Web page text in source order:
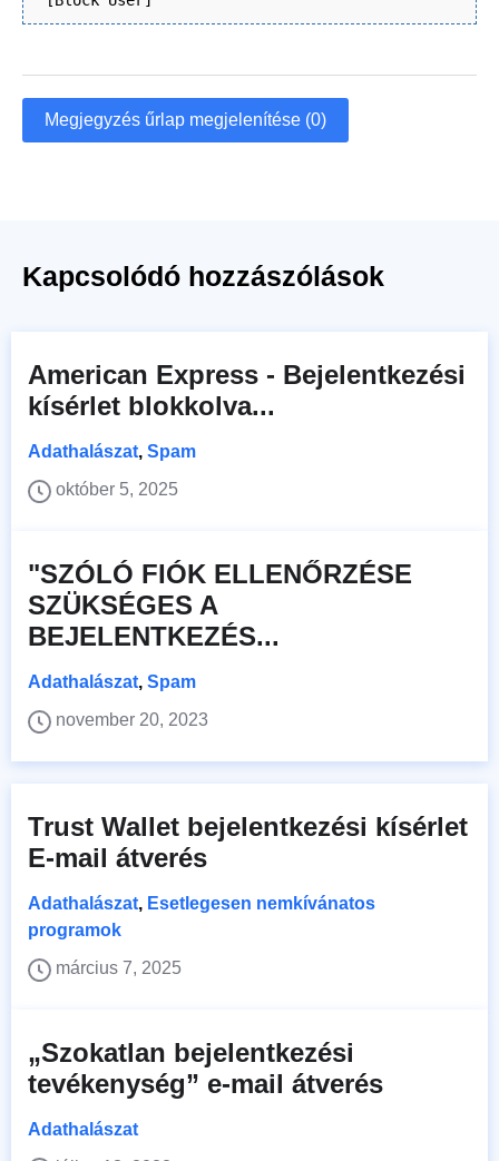
Megjegyzés űrlap megjelenítése (0)
Kapcsolódó hozzászólások
American Express - Bejelentkezési
kísérlet blokkolva...
Adathalászat, Spam
október 5, 2025
"SZÓLÓ FIÓK ELLENŐRZÉSE
SZÜKSÉGES A
BEJELENTKEZÉS...
Adathalászat, Spam
november 20, 2023
Trust Wallet bejelentkezési kísérlet
E-mail átverés
Adathalászat, Esetlegesen nemkívánatos
programok
március 7, 2025
„Szokatlan bejelentkezési
tevékenység” e-mail átverés
Adathalászat